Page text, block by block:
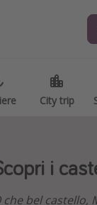
City trip
City trip
i
che bel castello,